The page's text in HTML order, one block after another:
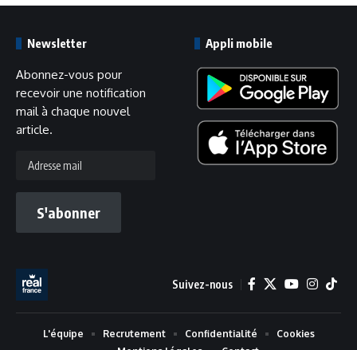
Newsletter
Abonnez-vous pour
recevoir une notification
mail à chaque nouvel
article.
mail
S'abonner
Appli mobile
Suivez-nous
L'équipe Recrutement Confidentialité
Cookies